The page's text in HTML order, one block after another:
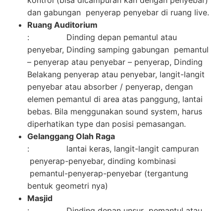
dan gabungan penyerap penyebar di ruang live.
Ruang Auditorium
: Dinding depan pemantul atau
penyebar, Dinding samping gabungan pemantul
– penyerap atau penyebar – penyerap, Dinding
Belakang penyerap atau penyebar, langit-langit
penyebar atau absorber / penyerap, dengan
elemen pemantul di area atas panggung, lantai
bebas. Bila menggunakan sound system, harus
diperhatikan type dan posisi pemasangan.
Gelanggang Olah Raga
: lantai keras, langit-langit campuran
penyerap-penyebar, dinding kombinasi
pemantul-penyerap-penyebar (tergantung
bentuk geometri nya)
Masjid